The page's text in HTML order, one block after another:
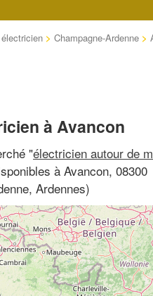
> Champagne-Ardenne >
à Avancon
"électricien autour de
à Avancon, 08300
Ardennes)